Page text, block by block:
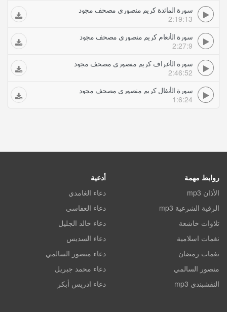
سورة المائدة كريم منصوري مصحف مجود
2:19:13
سورة الأنعام كريم منصوري مصحف مجود
2:27:9
سورة الأعراف كريم منصوري مصحف مجود
2:46:52
سورة الأنفال كريم منصوري مصحف مجود
1:6:24
روابط مهمة
الأذان mp3
الرقية الشرعية mp3
تلاوات خاشعة
نغمات اسلامية
نغمات رمضان
منصور السالمي
النقشبندي mp3
أدعية
دعاء الغامدي
دعاء العفاسي
دعاء خالد الجليل
دعاء السديس
دعاء منصور السالمي
دعاء محمد جبريل
دعاء ادريس أبكر